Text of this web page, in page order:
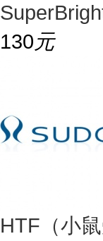
130元
HTF（小